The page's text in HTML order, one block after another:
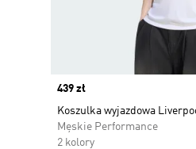
Price
439 zł
Koszulka wyjazdowa
Męskie Performance
2 kolory